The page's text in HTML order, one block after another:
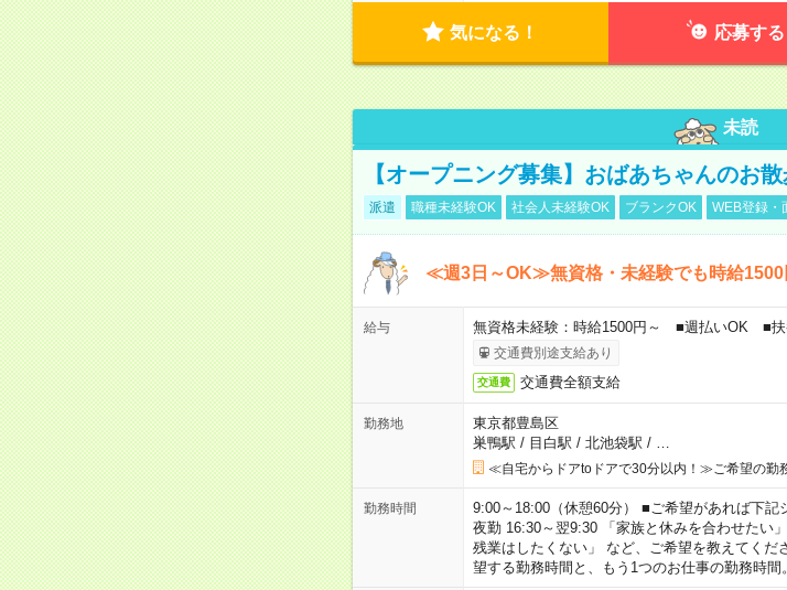
気になる！ 応募する
未読
【オープニング募集】おばあちゃんのお
派遣 職種未経験OK 社会人未経験OK ブランクOK WEB登録・
≪週3日～OK≫無資格・未経験でも時給1500
給与 無資格未経験：時給1500円～ ■週払いOK ■
交通費別途支給あり
交通費 交通費全額支給
勤務地
東京都豊島区
巣鴨駅 / 目白駅 / 北池袋駅 /
≪自宅からドアtoドアで30分以内！≫ご希望の勤
勤務時間
9:00～18:00（休憩60分） ■ご希望があれば下
夜勤 16:30～翌9:30 「家族と休みを合わせたい
残業はしたくない」 など、ご希望を教えてく
望する勤務時間と、もう1つのお仕事の勤務時